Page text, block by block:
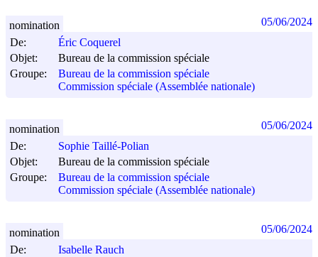
De:
Éric Coquerel
Objet:
Bureau de la commission spéciale
Groupe:
Bureau de la commission spéciale
Commission spéciale (Assemblée nationale)
nomination 05/06/2024
De:
Sophie Taillé-Polian
Objet:
Bureau de la commission spéciale
Groupe:
Bureau de la commission spéciale
Commission spéciale (Assemblée nationale)
nomination 05/06/2024
De:
Isabelle Rauch
nomination 05/06/2024